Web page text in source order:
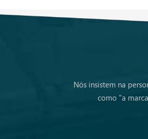
Nós insistem na
como "a